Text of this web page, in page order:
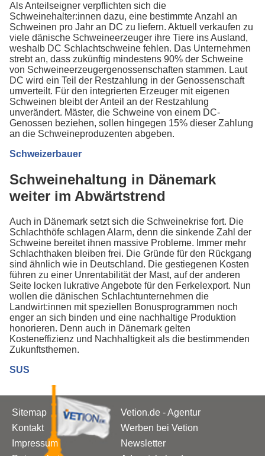
Als Anteilseigner verpflichten sich die
Schweinehalter:innen dazu, eine bestimmte Anzahl an
Schweinen pro Jahr an DC zu liefern. Aktuell verkaufen zu
viele dänische Schweineerzeuger ihre Tiere ins Ausland,
weshalb DC Schlachtschweine fehlen. Das Unternehmen
strebt an, dass zukünftig mindestens 90% der Schweine
von Schweineerzeugergenossenschaften stammen. Laut
DC wird ein Teil der Restzahlung in der Genossenschaft
umverteilt. Für den integrierten Erzeuger mit eigenen
Schweinen bleibt der Anteil an der Restzahlung
unverändert. Mäster, die Schweine von einem DC-
Genossen beziehen, sollen hingegen 15% dieser Zahlung
an die Schweineproduzenten abgeben.
Schweizerbauer
Schweinehaltung in Dänemark
weiter im Abwärtstrend
Auch in Dänemark setzt sich die Schweinekrise fort. Die
Schlachthöfe schlagen Alarm, denn die sinkende Zahl der
Schweine bereitet ihnen massive Probleme. Immer mehr
Schlachthaken bleiben frei. Die Gründe für den Rückgang
sind ähnlich wie in Deutschland. Die gestiegenen Kosten
führen zu einer Unrentabilität der Mast, auf der anderen
Seite locken lukrative Angebote für den Ferkelexport. Nun
wollen die dänischen Schlachtunternehmen die
Landwirt:innen mit speziellen Bonusprogrammen noch
enger an sich binden und eine nachhaltige Produktion
honorieren. Denn auch in Dänemark gelten
Kosteneffizienz und Nachhaltigkeit als die bestimmenden
Zukunftsthemen.
SUS
Sitemap
Kontakt
Impressum
Vetion.de - Agentur
Werben bei Vetion
Newsletter